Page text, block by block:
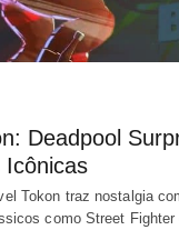
Deadpool
Icônicas
Tokon traz nostalgia
como Street